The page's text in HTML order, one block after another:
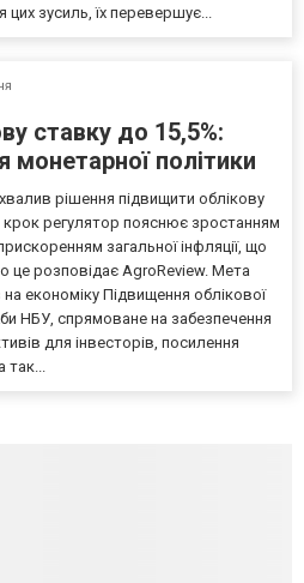
зусиль, їх перевершує...
ставку до 15,5%:
монетарної політики
рішення підвищити облікову
крок регулятор пояснює зростанням
загальної інфляції, що
це розповідає AgroReview. Мета
економіку Підвищення облікової
НБУ, спрямоване на забезпечення
для інвесторів, посилення
так...